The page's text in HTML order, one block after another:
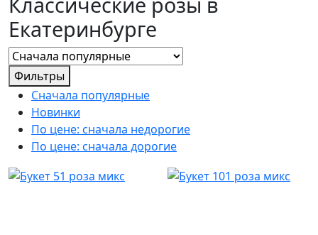
Екатеринбурге
Фильтры
Сначала популярные
Новинки
По цене: сначала недорогие
По цене: сначала дорогие